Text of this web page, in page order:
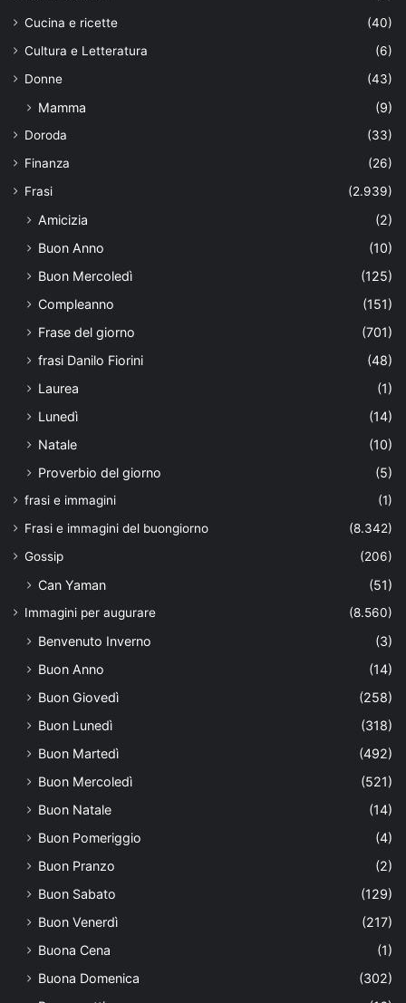
Cucina e ricette
(40)
Cultura e Letteratura
(6)
Donne
(43)
Mamma (9)
Doroda
(33)
Finanza
(26)
Frasi
(2.939)
Amicizia
(2)
Buon Anno
(10)
Buon Mercoledì
(125)
Compleanno
(151)
Frase del giorno
(701)
frasi Danilo Fiorini
(48)
Laurea
(1)
Lunedì
(14)
Natale
(10)
Proverbio del giorno
(5)
frasi e immagini
(1)
Frasi e immagini del buongiorno
(8.342)
Gossip
(206)
Can Yaman (51)
Immagini per augurare (8.560)
Benvenuto Inverno
(3)
Buon Anno
(14)
Buon Giovedì
(258)
Buon Lunedì
(318)
Buon Martedì
(492)
Buon Mercoledì
(521)
Buon Natale
(14)
Buon Pomeriggio
(4)
Buon Pranzo
(2)
Buon Sabato
(129)
Buon Venerdì
(217)
Buona Cena
(1)
Buona Domenica
(302)